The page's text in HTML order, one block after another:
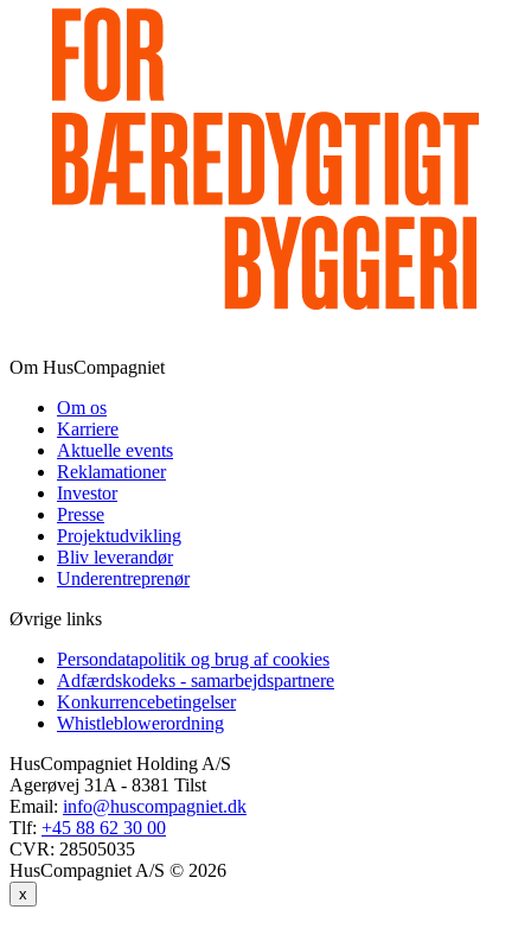
Om HusCompagniet
Om os
Karriere
Aktuelle events
Reklamationer
Investor
Presse
Projektudvikling
Bliv leverandør
Underentreprenør
Øvrige links
Persondatapolitik og brug af cookies
Adfærdskodeks - samarbejdspartnere
Konkurrencebetingelser
Whistleblowerordning
HusCompagniet Holding A/S
Agerøvej 31A - 8381 Tilst
Email: info@huscompagniet.dk
Tlf: +45 88 62 30 00
CVR: 28505035
HusCompagniet A/S © 2026
x